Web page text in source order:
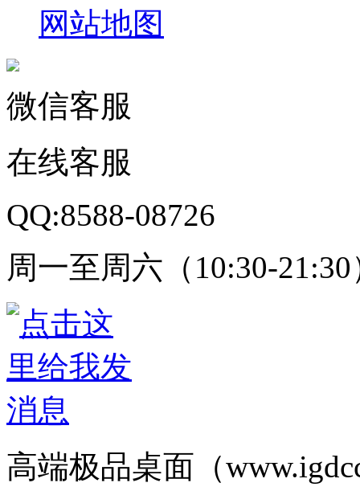
网站地图
微信客服
在线客服
QQ:8588-08726
周一至周六（10:30-21:30
高端极品桌面（